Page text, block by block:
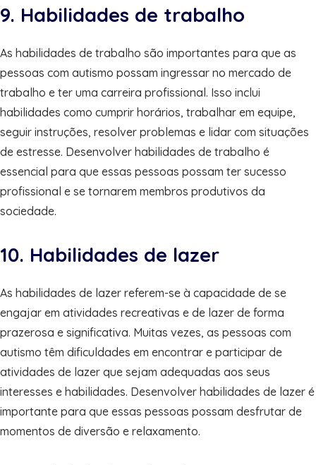
9. Habilidades de trabalho
As habilidades de trabalho são importantes para que as
pessoas com autismo possam ingressar no mercado de
trabalho e ter uma carreira profissional. Isso inclui
habilidades como cumprir horários, trabalhar em equipe,
seguir instruções, resolver problemas e lidar com situações
de estresse. Desenvolver habilidades de trabalho é
essencial para que essas pessoas possam ter sucesso
profissional e se tornarem membros produtivos da
sociedade.
10. Habilidades de lazer
As habilidades de lazer referem-se à capacidade de se
engajar em atividades recreativas e de lazer de forma
prazerosa e significativa. Muitas vezes, as pessoas com
autismo têm dificuldades em encontrar e participar de
atividades de lazer que sejam adequadas aos seus
interesses e habilidades. Desenvolver habilidades de lazer é
importante para que essas pessoas possam desfrutar de
momentos de diversão e relaxamento.